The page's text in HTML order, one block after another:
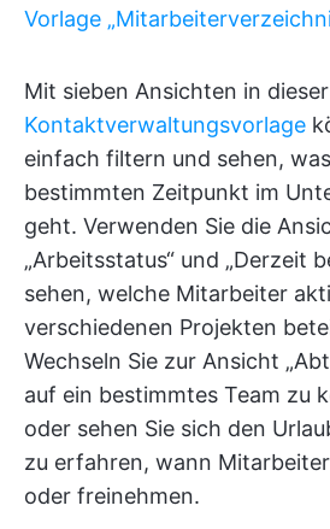
Vorlage
Mit sieben Ansichten in dieser
Kontaktverwaltungsvorlage
einfach filtern und sehen,
bestimmten Zeitpunkt im
geht. Verwenden Sie die
„Arbeitsstatus“ und „Derzeit
sehen, welche Mitarbeiter
verschiedenen Projekten
Wechseln Sie zur Ansicht
auf ein bestimmtes Team zu
oder sehen Sie sich den
zu erfahren, wann
oder freinehmen.